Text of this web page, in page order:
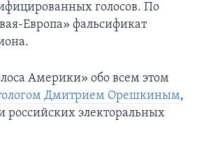
голосов. По
Европа» фальсификат
Америки» обо всем этом
Дмитрием Орешкиным,
российских электоральных